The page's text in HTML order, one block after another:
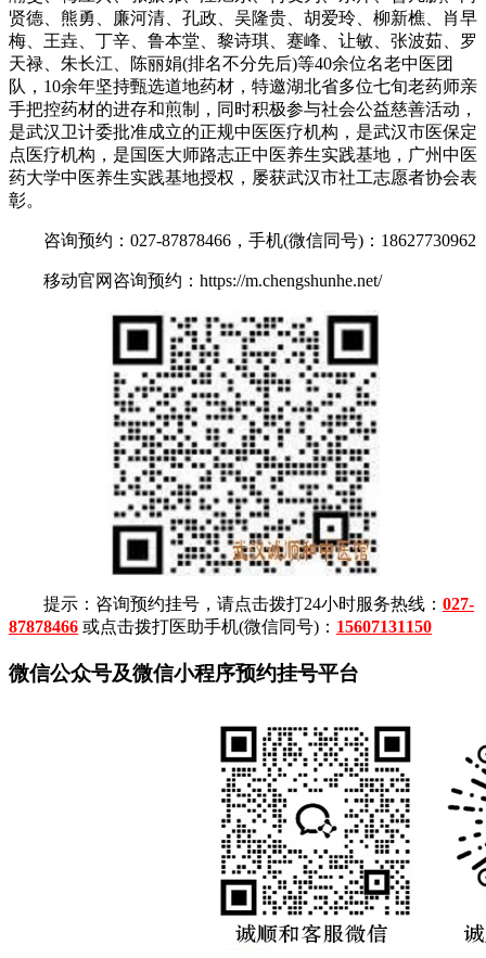
贤德、熊勇、廉河清、孔政、吴隆贵、胡爱玲、柳新樵、肖早
梅、王垚、丁辛、鲁本堂、黎诗琪、蹇峰、让敏、张波茹、罗
天禄、朱长江、陈丽娟(排名不分先后)等40余位名老中医团
队，10余年坚持甄选道地药材，特邀湖北省多位七旬老药师亲
手把控药材的进存和煎制，同时积极参与社会公益慈善活动，
是武汉卫计委批准成立的正规中医医疗机构，是武汉市医保定
点医疗机构，是国医大师路志正中医养生实践基地，广州中医
药大学中医养生实践基地授权，屡获武汉市社工志愿者协会表
彰。
咨询预约：027-87878466，手机(微信同号)：18627730962
移动官网咨询预约：https://m.chengshunhe.net/
提示：咨询预约挂号，请点击拨打24小时服务热线： 027-
87878466 或点击拨打医助手机(微信同号)： 15607131150
微信公众号及微信小程序预约挂号平台